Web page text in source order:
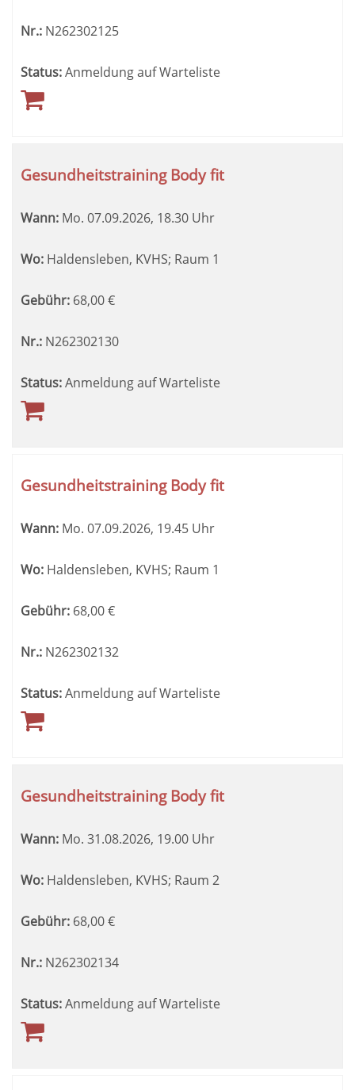
Nr.: N262302125
Status:Anmeldung auf Warteliste
Gesundheitstraining Body fit
Wann: Mo. 07.09.2026, 18.30 Uhr
Wo: Haldensleben, KVHS; Raum 1
Gebühr: 68,00€
Nr.: N262302130
Status:Anmeldung auf Warteliste
Gesundheitstraining Body fit
Wann: Mo. 07.09.2026, 19.45 Uhr
Wo: Haldensleben, KVHS; Raum 1
Gebühr: 68,00€
Nr.: N262302132
Status:Anmeldung auf Warteliste
Gesundheitstraining Body fit
Wann: Mo. 31.08.2026, 19.00 Uhr
Wo: Haldensleben, KVHS; Raum 2
Gebühr: 68,00€
Nr.: N262302134
Status:Anmeldung auf Warteliste